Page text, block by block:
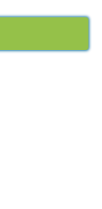
Partners.